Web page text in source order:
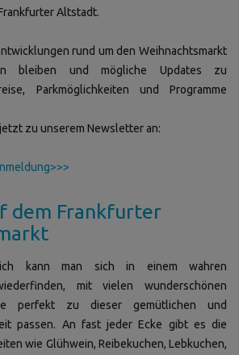
Altstadt.
rund um den Weihnachtsmarkt
bleiben und mögliche Updates zu
Parkmöglichkeiten und Programme
zu unserem Newsletter an:
dem Frankfurter
kann man sich in einem wahren
mit vielen wunderschönen
perfekt zu dieser gemütlichen und
passen. An fast jeder Ecke gibt es die
wie Glühwein, Reibekuchen, Lebkuchen,